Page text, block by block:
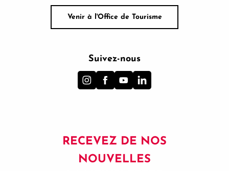
Venir à l'Office de Tourisme
Suivez-nous
RECEVEZ DE NOS
NOUVELLES